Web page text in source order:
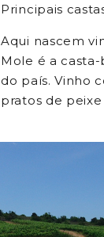
Principais
Aqui nascem
Mole é a
do país. Vinho
pratos de peixe